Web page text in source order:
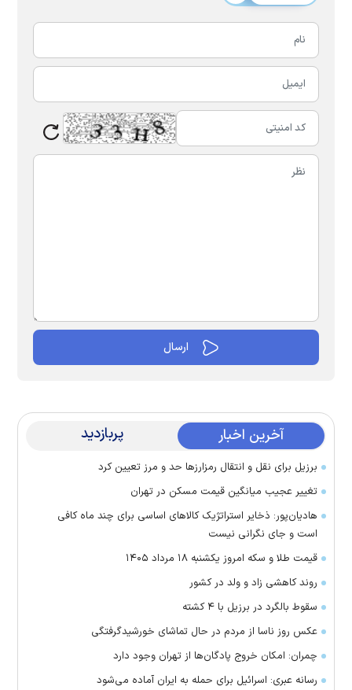
آخرین اخبار پربازدید
برزیل برای نقل‌ و انتقال رمزارز‌ها حد و مرز تعیین کرد
تغییر عجیب میانگین قیمت مسکن در تهران
هادیان‌پور: ذخایر استراتژیک کالا‌های اساسی برای چند ماه کافی
است و جای نگرانی نیست
قیمت طلا و سکه امروز یکشنبه ۱۸ مرداد ۱۴۰۵
روند کاهشی زاد و ولد در کشور
سقوط بالگرد در برزیل با ۴ کشته
عکس روز ناسا از مردم در حال تماشای خورشیدگرفتگی
چمران: امکان خروج پادگان‌ها از تهران وجود دارد
رسانه عبری: اسرائیل برای حمله به ایران آماده می‌شود